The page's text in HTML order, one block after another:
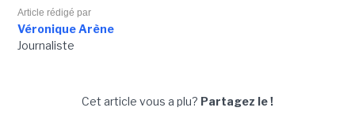
Article rédigé par
Véronique Arène
Journaliste
Cet article vous a plu? Partagez le !